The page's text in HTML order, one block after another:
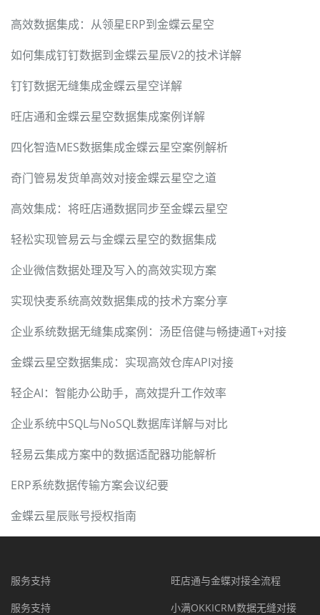
高效数据集成：从领星ERP到金蝶云星空
如何集成钉钉数据到金蝶云星辰V2的技术详解
钉钉数据无缝集成金蝶云星空详解
旺店通和金蝶云星空数据集成案例详解
四化智造MES数据集成金蝶云星空案例解析
奇门管易发货单高效对接金蝶云星空之道
高效集成：将旺店通数据同步至金蝶云星空
轻松实现管易云与金蝶云星空的数据集成
企业微信数据处理及写入的高效实现方案
实现快麦系统高效数据集成的技术方案分享
企业系统数据无缝集成案例：汤臣倍健与畅捷通T+对接
金蝶云星空数据集成：实现高效仓库API对接
轻企AI：智能办公助手，高效提升工作效率
企业系统中SQL与NoSQL数据库详解与对比
轻易云集成方案中的数据适配器功能解析
ERP系统数据传输方案会议纪要
金蝶云星辰账号授权指南
服务支持
服务支持
旺店通与金蝶对接全流程
小满OKKICRM数据无缝对接